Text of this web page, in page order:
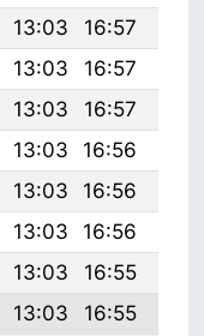
13:03 16:57
13:03 16:57
13:03 16:57
13:03 16:56
13:03 16:56
13:03 16:56
13:03 16:55
13:03 16:55